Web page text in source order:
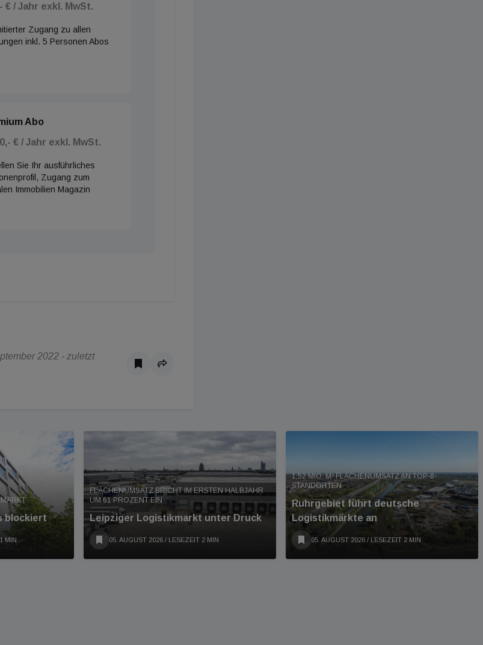
€ / Jahr exkl. MwSt.
Zugang zu allen
inkl. 5 Personen Abos
Abo
€ / Jahr exkl. MwSt.
Sie Ihr ausführliches
Zugang zum
Immobilien Magazin
2022 - zuletzt
blockiert
MIN
FLÄCHENUMSATZ BRICHT IM ERSTEN HALBJAHR
UM 61 PROZENT EIN
Leipziger Logistikmarkt unter Druck
05. AUGUST 2026 / LESEZEIT 2 MIN
1,52 MIO. M² FLÄCHENUMSATZ AN TOP-8-
STANDORTEN
Ruhrgebiet führt deutsche
Logistikmärkte an
05. AUGUST 2026 / LESEZEIT 2 MIN